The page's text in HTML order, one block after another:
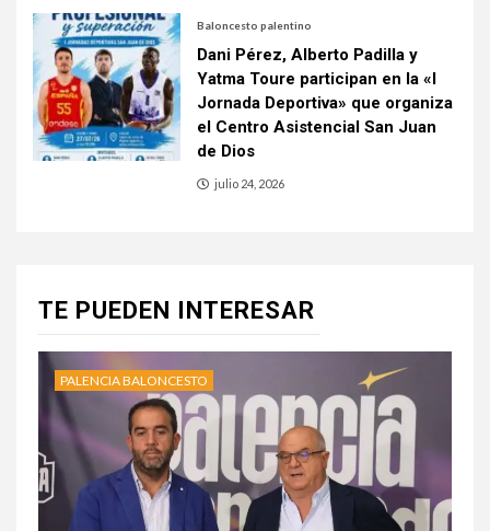
Baloncesto palentino
Dani Pérez, Alberto Padilla y
Yatma Toure participan en la «I
Jornada Deportiva» que organiza
el Centro Asistencial San Juan
de Dios
julio 24, 2026
TE PUEDEN INTERESAR
PALENCIA BALONCESTO